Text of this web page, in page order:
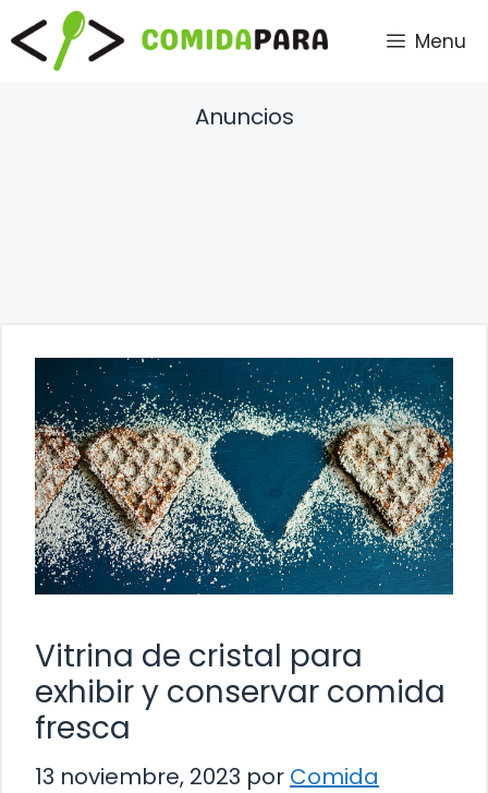
Saltar
al
contenido
Menu
Anuncios
Vitrina de cristal para
exhibir y conservar comida
fresca
13 noviembre, 2023 por Comida